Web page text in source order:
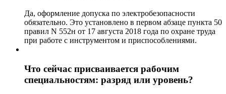
Да, оформление допуска по электробезопасности
обязательно. Это установлено в первом абзаце пункта 50
правил N 552н от 17 августа 2018 года по охране труда
при работе с инструментом и приспособлениями.
Что сейчас присваивается рабочим
специальностям: разряд или уровень?